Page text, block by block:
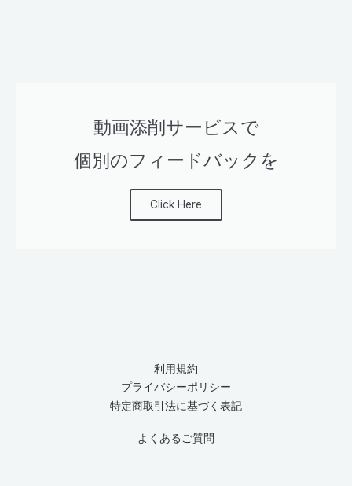
動画添削サービスで
個別のフィードバックを
Click Here
利用規約
プライバシーポリシー
特定商取引法に基づく表記
よくあるご質問